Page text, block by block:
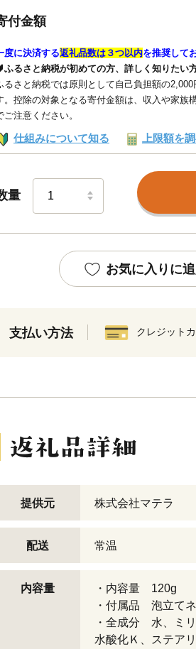
付金額
度に決済する返礼品数は３つ以内を推奨して
ふるさと納税が初めての方、詳しく知りたい
るさと納税では原則として自己負担額の
。控除の対象となる寄付金額は、収入や家族
ご注意ください。
仕組みについて知る 上限額を
量
お気に入りに
支払い方法 クレジット
提供元 株式会社マテラ
配送 常温
内容量
・内容量 120g
・付属品 泡立て
・全成分 水、ミ
水酸化Ｋ、ステア